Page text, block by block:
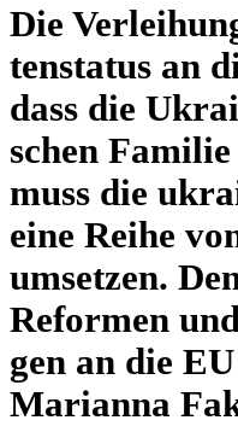
Die
ten­sta­tus an
dass die
schen
muss die
eine Reihe
umset­zen.
Refor­men
gen an die
Mari­anna